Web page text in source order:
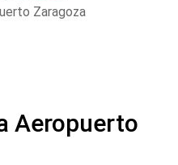
Zaragoza
Aeropuerto